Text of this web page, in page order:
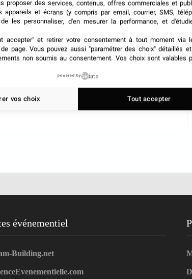
Sur les salons professionnels, Innov8
Robotics fait évoluer l’animation
événementielle. Distributeur officiel
d’Unitree
événementiel
Building.net
proposer des services, contenus, offres commerciales et
appareils et écrans (y compris par email, courrier, SMS,
les personnaliser, d'en mesurer la performance, et
accepter" et retirer votre consentement à tout moment via
page. Vous pouvez aussi "paramétrer des choix" détaillés
non soumis au consentement. Vos choix sont valables
powered by
vos choix Tout accepter